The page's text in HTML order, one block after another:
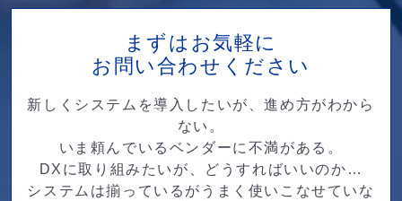
まずはお気軽に
お問い合わせください
新しくシステムを導入したいが、進め方がわから
ない。
いま頼んでいるベンダーに不満がある。
DXに取り組みたいが、どうすればいいのか…
システムは揃っているがうまく使いこなせていな